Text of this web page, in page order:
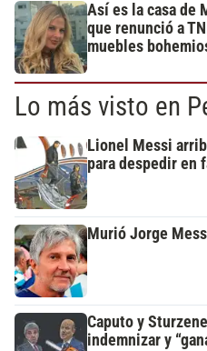
Así es la casa de
que renunció a
muebles
Lo más visto en
Lionel Messi
para despedir en
Murió Jorge
Caputo y
indemnizar y